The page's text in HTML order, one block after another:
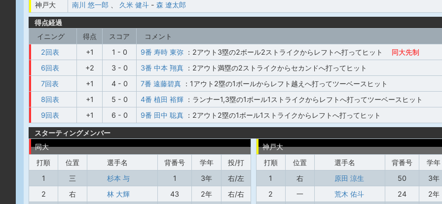
神戸大
南川 悠一郎 久米 健斗 - 森 遼太郎
得点経過
イニング
得点 スコア
コメント
2回表
+1 1 - 0 9番 寿時 東弥 ：2アウト3塁の2ボール2ストライクからレフトへ打ってヒット
同大先制
6回表
+2 3 - 0 3番 中本 翔真 ：2アウト満塁の2ストライクからセカンドへ打ってヒット
7回表
+1 4 - 0 7番 遠藤碧真 ：1アウト2塁の1ボールからレフト越えへ打ってツーベースヒット
8回表
+1 5 - 0 4番 植田 裕輝 ：ランナー1,3塁の1ボール1ストライクからレフトへ打ってツーベースヒット
9回表
+1 6 - 0 9番 田中 聡真 ：2アウト2塁の1ボール1ストライクからレフトへ打ってヒット
スターティングメンバー
同大
打順
位置 選手名 背番号 学年
投/打
1
三 杉本 与 1 3年
右/左
2
右 林 大輝 43 2年
右/右
神戸大
打順
位置 選手名 背番号
学年
1
右 原田 涼生 50
3年
2
一 荒木 佑斗 24
2年